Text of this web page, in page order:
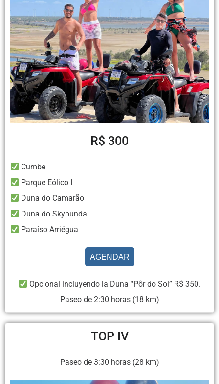
R$ 300
Cumbe
Parque Eólico I
Duna do Camarão
Duna do Skybunda
Paraíso Arriégua
AGENDAR
Opcional incluyendo la Duna “Pôr do Sol” R$ 350.
Paseo de 2:30 horas (18 km)
TOP IV
Paseo de 3:30 horas (28 km)